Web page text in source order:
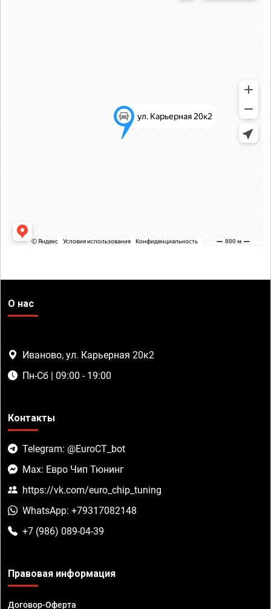
О нас
Иваново, ул. Карьерная 20к2
Пн-Сб | 09:00 - 19:00
Контакты
Telegram: @EuroCT_bot
Max: Евро Чип Тюнинг
https://vk.com/euro_chip_tuning
WhatsApp: +79317082148
+7 (986) 089-04-39
Правовая информация
Договор-Оферта